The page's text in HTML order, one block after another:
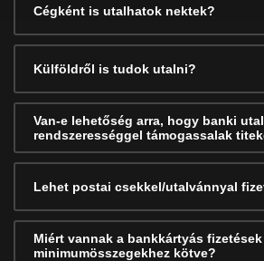
Cégként is utalhatok nektek?
Külföldről is tudok utalni?
Van-e lehetőség arra, hogy banki
rendszerességgel támogassalak
Lehet postai csekkel/utalvánnyal
Miért vannak a bankkártyás fizetések
minimumösszegekhez kötve?